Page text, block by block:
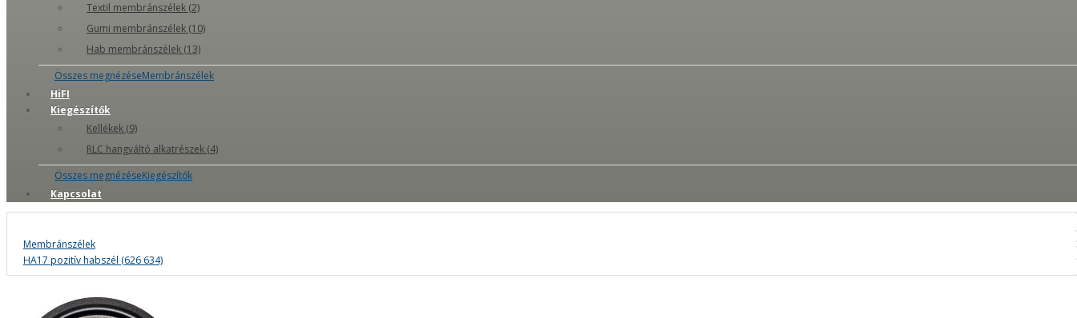
Textil membránszélek (2)
Gumi membránszélek (10)
Hab membránszélek (13)
Összes megnézéseMembránszélek
HiFI
Kiegészítők
Kellékek (9)
RLC hangváltó alkatrészek (4)
Összes megnézéseKiegészítők
Kapcsolat
Membránszélek
HA17 pozitív habszél (626 634)